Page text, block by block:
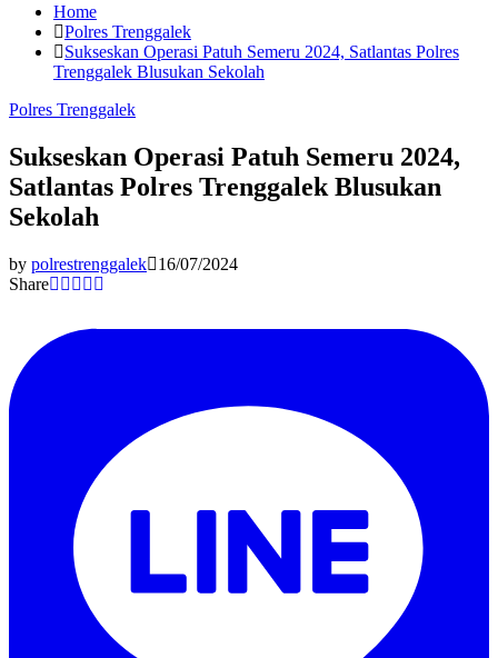
Home
Polres Trenggalek
Sukseskan Operasi Patuh Semeru 2024, Satlantas Polres
Trenggalek Blusukan Sekolah
Polres Trenggalek
Sukseskan Operasi Patuh Semeru 2024,
Satlantas Polres Trenggalek Blusukan
Sekolah
by polrestrenggalek
16/07/2024
Share